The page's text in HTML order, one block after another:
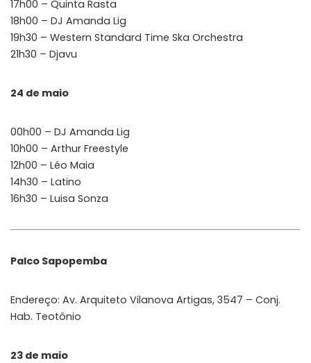
17h00 – Quinta Rasta
18h00 – DJ Amanda Lig
19h30 – Western Standard Time Ska Orchestra
21h30 – Djavu
24 de maio
00h00 – DJ Amanda Lig
10h00 – Arthur Freestyle
12h00 – Léo Maia
14h30 – Latino
16h30 – Luisa Sonza
Palco Sapopemba
Endereço: Av. Arquiteto Vilanova Artigas, 3547 – Conj.
Hab. Teotônio
23 de maio